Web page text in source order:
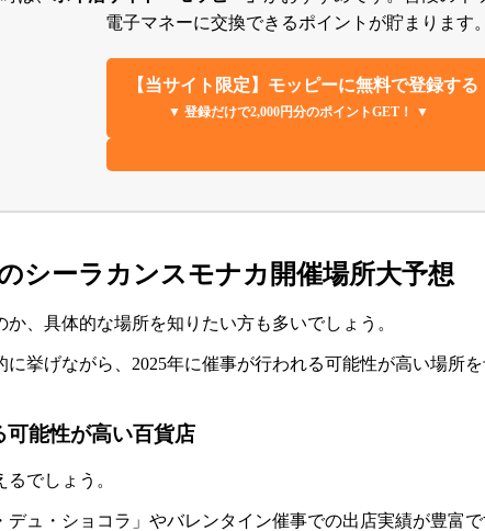
電子マネーに交換できるポイントが貯まります。
【当サイト限定】モッピーに無料で登録する
▼ 登録だけで2,000円分のポイントGET！ ▼
シーラカンスモナカ開催場所大予想
、具体的な場所を知りたい方も多いでしょう。
挙げながら、2025年に催事が行われる可能性が高い場所
能性が高い百貨店
でしょう。
ュ・ショコラ」やバレンタイン催事での出店実績が豊富